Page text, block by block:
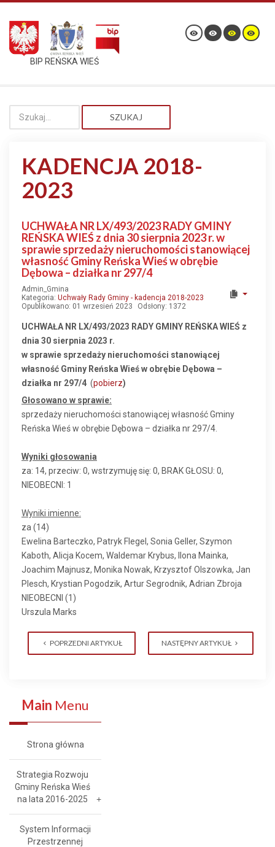
BIP REŃSKA WIEŚ
SZUKAJ
KADENCJA 2018-
2023
UCHWAŁA NR LX/493/2023 RADY GMINY
REŃSKA WIEŚ z dnia 30 sierpnia 2023 r. w
sprawie sprzedaży nieruchomości stanowiącej
własność Gminy Reńska Wieś w obrębie
Dębowa – działka nr 297/4
Admin_Gmina
Kategoria: Uchwały Rady Gminy - kadencja 2018-2023
Opublikowano: 01 wrzesień 2023
Odsłony: 1372
UCHWAŁA NR LX/493/2023 RADY GMINY REŃSKA WIEŚ z
dnia 30 sierpnia 2023 r.
w sprawie sprzedaży nieruchomości stanowiącej
własność Gminy Reńska Wieś w obrębie Dębowa –
działka nr 297/4 (pobierz)
Głosowano w sprawie:
sprzedaży nieruchomości stanowiącej własność Gminy
Reńska Wieś w obrębie Dębowa – działka nr 297/4.
Wyniki głosowania
za: 14, przeciw: 0, wstrzymuję się: 0, BRAK GŁOSU: 0,
NIEOBECNI: 1
Wyniki imienne:
za (14)
Ewelina Barteczko, Patryk Flegel, Sonia Geller, Szymon
Kaboth, Alicja Kocem, Waldemar Krybus, Ilona Mainka,
Joachim Majnusz, Monika Nowak, Krzysztof Olszowka, Jan
Plesch, Krystian Pogodzik, Artur Segrodnik, Adrian Zbroja
NIEOBECNI (1)
Urszula Marks
POPRZEDNI ARTYKUŁ NASTĘPNY ARTYKUŁ
Main Menu
Strona główna
Strategia Rozwoju
Gminy Reńska Wieś
na lata 2016-2025
System Informacji
Przestrzennej